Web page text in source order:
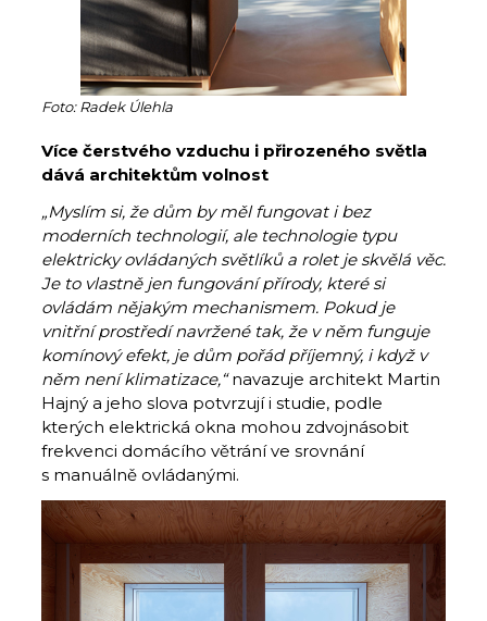
Foto: Radek Úlehla
Více čerstvého vzduchu i přirozeného světla
dává architektům volnost
„Myslím si, že dům by měl fungovat i bez
moderních technologií, ale technologie typu
elektricky ovládaných světlíků a rolet je skvělá věc.
Je to vlastně jen fungování přírody, které si
ovládám nějakým mechanismem. Pokud je
vnitřní prostředí navržené tak, že v něm funguje
komínový efekt, je dům pořád příjemný, i když v
něm není klimatizace,“navazuje architekt Martin
Hajný a jeho slova potvrzují i studie, podle
kterých elektrická okna mohou zdvojnásobit
frekvenci domácího větrání ve srovnání
s manuálně ovládanými.